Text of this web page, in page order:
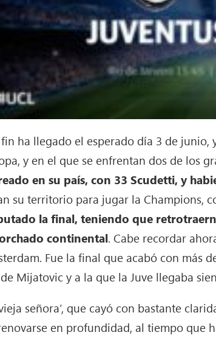
ha llegado el esperado día 3 de
y en el que se enfrentan dos de los
en su país, con 33 Scudetti, y
su territorio para jugar la Champions,
la final, teniendo que
continental. Cabe recordar
Fue la final que acabó con más
Mijatovic y a la que la Juve llegaba
señora’, que cayó con bastante
en profundidad, al tiempo que